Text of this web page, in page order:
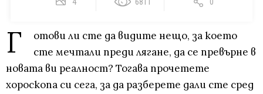
Г
отови ли сте да видите нещо, за което
сте мечтали преди лягане, да се превърне в
новата ви реалност? Тогава прочетете
хороскопа си сега, за да разберете дали сте сред